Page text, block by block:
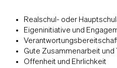
Realschul- oder
Eigeninitiative und
Gute Zusammenarbeit und
Offenheit und Ehrlichkeit